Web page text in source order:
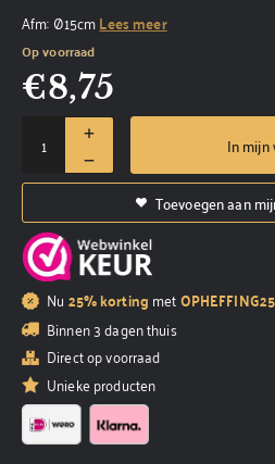
Afm: Ø15cmLees meer
Op voorraad
€8,75
In
Toevoegen aan
Nu 25% korting metOPHEFFING25
Binnen 3 dagen thuis
Direct op voorraad
Unieke producten